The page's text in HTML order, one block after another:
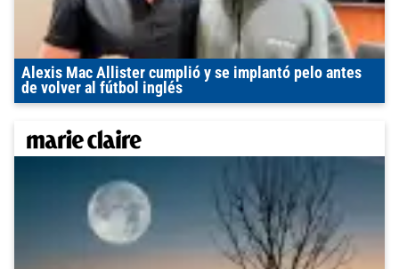
Alexis Mac Allister cumplió y se implantó pelo antes
de volver al fútbol inglés